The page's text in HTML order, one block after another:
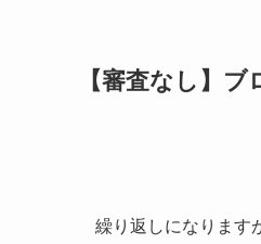
【審査なし】
繰り返しになります